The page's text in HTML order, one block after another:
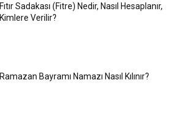
Fıtır Sadakası (Fitre) Nedir, Nasıl Hesaplanır,
Kimlere Verilir?
Ramazan Bayramı Namazı Nasıl Kılınır?